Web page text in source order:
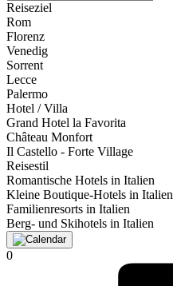
Reiseziel
Rom
Florenz
Venedig
Sorrent
Lecce
Palermo
Hotel / Villa
Grand Hotel la Favorita
Château Monfort
Il Castello - Forte Village
Reisestil
Romantische Hotels in Italien
Kleine Boutique-Hotels in Italien
Familienresorts in Italien
Berg- und Skihotels in Italien
0